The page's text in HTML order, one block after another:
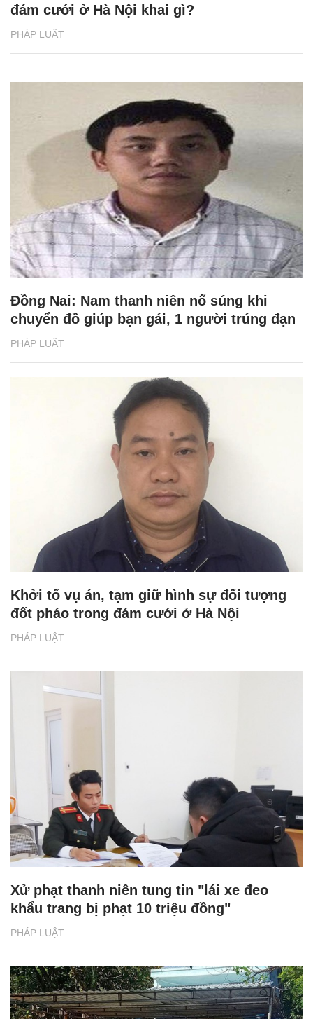
PHÁP LUẬT
đám cưới ở Hà Nội khai gì?
PHÁP LUẬT
Đồng Nai: Nam thanh niên nổ súng khi
chuyển đồ giúp bạn gái, 1 người trúng đạn
PHÁP LUẬT
Khởi tố vụ án, tạm giữ hình sự đối tượng
đốt pháo trong đám cưới ở Hà Nội
PHÁP LUẬT
Xử phạt thanh niên tung tin "lái xe đeo
khẩu trang bị phạt 10 triệu đồng"